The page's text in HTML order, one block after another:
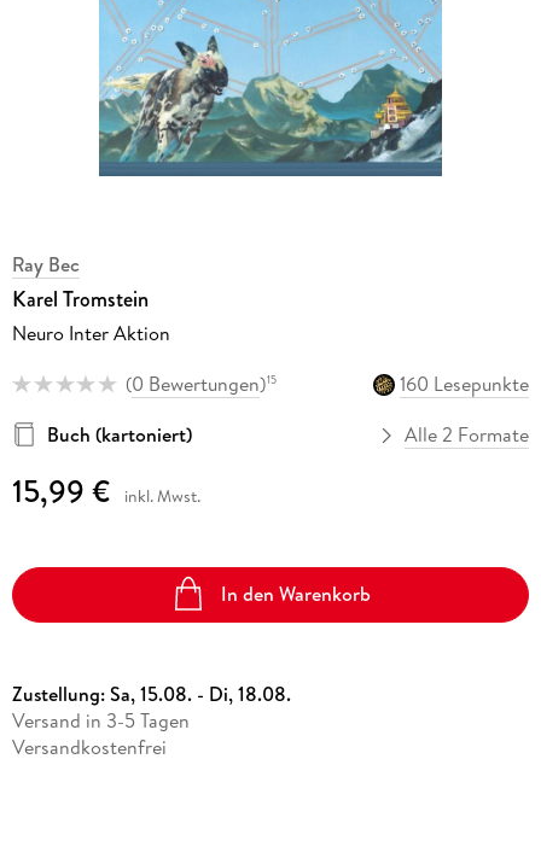
Ray Bec
Karel Tromstein
Neuro Inter Aktion
(0 Bewertungen)15
160 Lesepunkte
Buch (kartoniert)
Alle 2 Formate
15,99 € inkl. Mwst.
In den Warenkorb
Zustellung:Sa, 15.08. - Di, 18.08.
Versand in 3-5 Tagen
Versandkostenfrei